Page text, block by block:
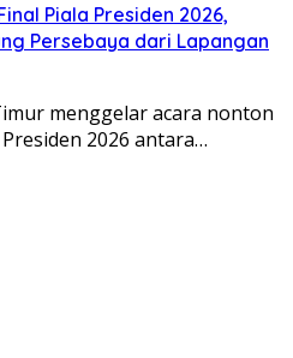
Piala Presiden 2026,
Persebaya dari Lapangan
menggelar acara nonton
2026 antara…